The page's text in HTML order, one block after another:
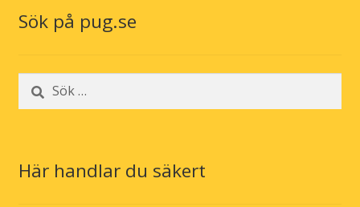
Sök på pug.se
Sök
efter:
Här handlar du säkert